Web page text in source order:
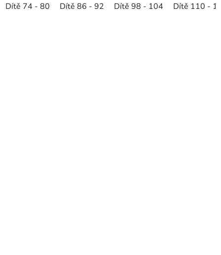
Dítě 74 - 80 Dítě 86 - 92 Dítě 98 - 104 Dítě 110 -